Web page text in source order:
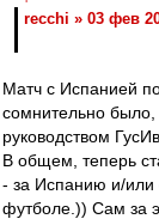
recchi » 03 фев
Матч с Испанией
сомнительно было,
руководством
В общем, теперь
- за Испанию и/или
футболе.)) Сам за